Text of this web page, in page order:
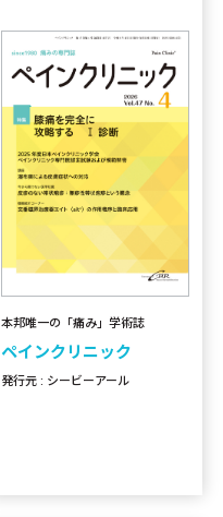
本邦唯一の「痛み」学術誌
ペインクリニック
発行元 : シービーアール